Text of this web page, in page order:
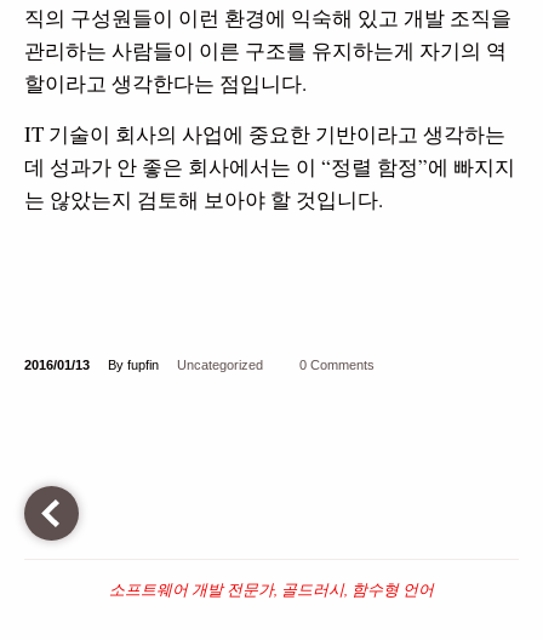
직의 구성원들이 이런 환경에 익숙해 있고 개발 조직을
관리하는 사람들이 이른 구조를 유지하는게 자기의 역
할이라고 생각한다는 점입니다.
IT 기술이 회사의 사업에 중요한 기반이라고 생각하는
데 성과가 안 좋은 회사에서는 이 “정렬 함정”에 빠지지
는 않았는지 검토해 보아야 할 것입니다.
2016/01/13 By fupfin Uncategorized 0 Comments
소프트웨어 개발 전문가, 골드러시, 함수형 언어